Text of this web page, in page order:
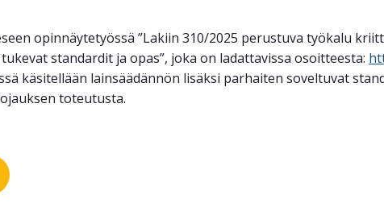
opinnäytetyössä ”Lakiin 310/2025 perustuva työkalu
standardit ja opas”, joka on ladattavissa osoitteesta:
käsitellään lainsäädännön lisäksi parhaiten soveltuvat
toteutusta.